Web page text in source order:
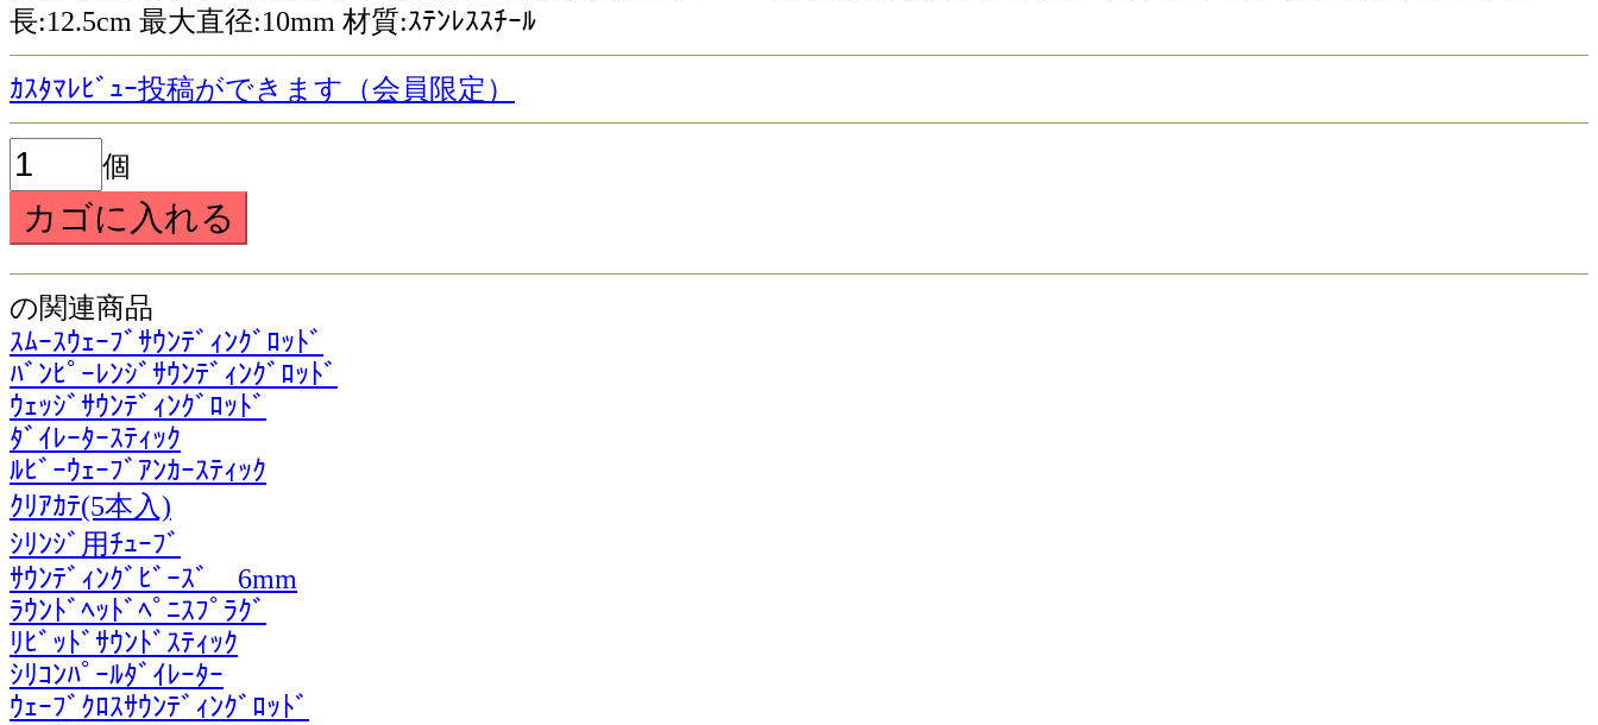
長:12.5cm 最大直径:10mm 材質:ｽﾃﾝﾚｽｽﾁｰﾙ
ｶｽﾀﾏﾚﾋﾞｭｰ投稿ができます（会員限定）
個
の関連商品
ｽﾑｰｽｳｪｰﾌﾞｻｳﾝﾃﾞｨﾝｸﾞﾛｯﾄﾞ
ﾊﾞﾝﾋﾟｰﾚﾝｼﾞｻｳﾝﾃﾞｨﾝｸﾞﾛｯﾄﾞ
ｳｪｯｼﾞｻｳﾝﾃﾞｨﾝｸﾞﾛｯﾄﾞ
ﾀﾞｲﾚｰﾀｰｽﾃｨｯｸ
ﾙﾋﾞｰｳｪｰﾌﾞｱﾝｶｰｽﾃｨｯｸ
ｸﾘｱｶﾃ(5本入)
ｼﾘﾝｼﾞ用ﾁｭｰﾌﾞ
ｻｳﾝﾃﾞｨﾝｸﾞﾋﾞｰｽﾞ 6mm
ﾗｳﾝﾄﾞﾍｯﾄﾞﾍﾟﾆｽﾌﾟﾗｸﾞ
ﾘﾋﾞｯﾄﾞｻｳﾝﾄﾞｽﾃｨｯｸ
ｼﾘｺﾝﾊﾟｰﾙﾀﾞｲﾚｰﾀｰ
ｳｪｰﾌﾞｸﾛｽｻｳﾝﾃﾞｨﾝｸﾞﾛｯﾄﾞ